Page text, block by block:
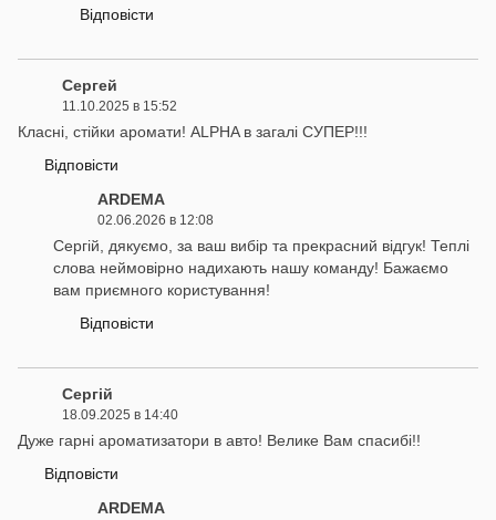
Відповісти
Сергей
11.10.2025 в 15:52
Класні, стійки аромати! ALPHA в загалі СУПЕР!!!
Відповісти
ARDEMA
02.06.2026 в 12:08
Сергій, дякуємо, за ваш вибір та прекрасний відгук! Теплі
слова неймовірно надихають нашу команду! Бажаємо
вам приємного користування!
Відповісти
Сергій
18.09.2025 в 14:40
Дуже гарні ароматизатори в авто! Велике Вам спасибі!!
Відповісти
ARDEMA